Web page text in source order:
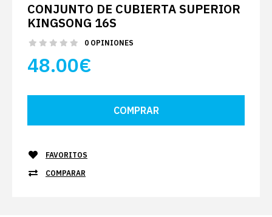
CONJUNTO DE CUBIERTA SUPERIOR
KINGSONG 16S
0 OPINIONES
48.00€
FAVORITOS
COMPARAR